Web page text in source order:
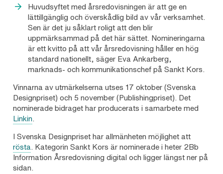
Huvudsyftet med årsredovisningen är att ge en
lättillgänglig och överskådlig bild av vår verksamhet.
Sen är det ju såklart roligt att den blir
uppmärksammad på det här sättet. Nomineringarna
är ett kvitto på att vår årsredovisning håller en hög
standard nationellt, säger Eva Ankarberg,
marknads- och kommunikationschef på Sankt Kors.
Vinnarna av utmärkelserna utses 17 oktober (Svenska
Designpriset) och 5 november (Publishingpriset). Det
nominerade bidraget har producerats i samarbete med
Linkin.
I Svenska Designpriset har allmänheten möjlighet att
rösta. Kategorin Sankt Kors är nominerade i heter 2Bb
Information Årsredovisning digital och ligger längst ner på
sidan.